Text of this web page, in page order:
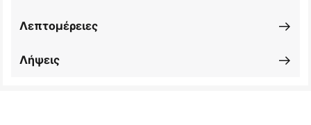
Λεπτομέρειες
Λήψεις